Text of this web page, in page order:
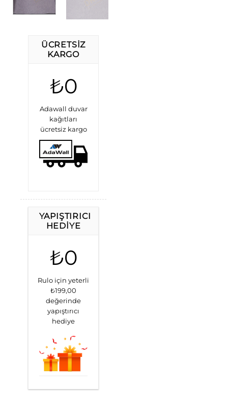
ÜCRETSIZ
KARGO
₺0
Adawall duvar
kağıtları
ücretsiz kargo
YAPIŞTIRICI
HEDIYE
₺0
Rulo için yeterli
₺199,00
değerinde
yapıştırıcı
hediye